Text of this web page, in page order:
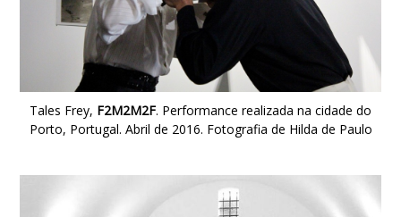
Tales Frey, F2M2M2F. Performance realizada na cidade do
Porto, Portugal. Abril de 2016. Fotografia de Hilda de Paulo